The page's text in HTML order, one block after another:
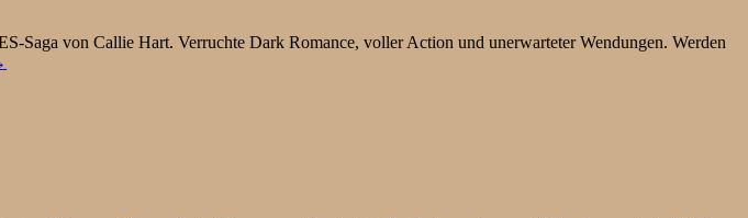
von Callie Hart. Verruchte Dark Romance, voller Action und unerwarteter Wendungen. Werden